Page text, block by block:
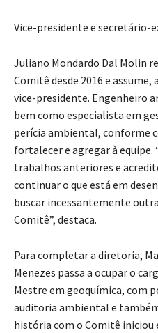
Vice-presidente e secretário-
Juliano Mondardo Dal Molin
Comitê desde 2016 e
vice-presidente. Engenheiro
bem como especialista em
perícia ambiental, conforme
fortalecer e agregar à equipe.
trabalhos anteriores e
continuar o que está em
buscar incessantemente
Comitê”, destaca.
Para completar a diretoria,
Menezes passa a ocupar o
Mestre em geoquímica, com
auditoria ambiental e
história com o Comitê iniciou